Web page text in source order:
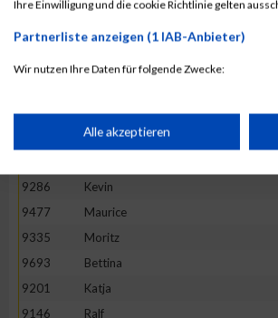
9150
Sandra
9569
Anke
9517
Marcel
Anika
9286
Kevin
9477
Maurice
9335
Moritz
9693
Bettina
9201
Katja
9146
Ralf
Ihre Einwilligung und die cookie Richtlinie gelten
Partnerliste anzeigen (1 IAB-Anbieter)
Wir nutzen Ihre Daten für folgende Zwecke:
Speichern von oder Zugriff auf
Verwendung reduzierter Daten zur
Erstellung von Profilen für personalisierte
Verwendung von Profilen zur Auswahl
Alle akzeptieren